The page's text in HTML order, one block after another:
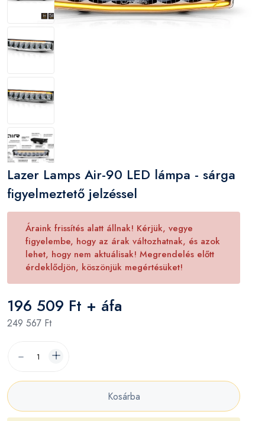
Lazer Lamps Air-90 LED lámpa - sárga
figyelmeztető jelzéssel
Áraink frissítés alatt állnak! Kérjük, vegye
figyelembe, hogy az árak változhatnak, és azok
lehet, hogy nem aktuálisak! Megrendelés előtt
érdeklődjön, köszönjük megértésüket!
196 509 Ft + áfa
249 567 Ft
Kosárba